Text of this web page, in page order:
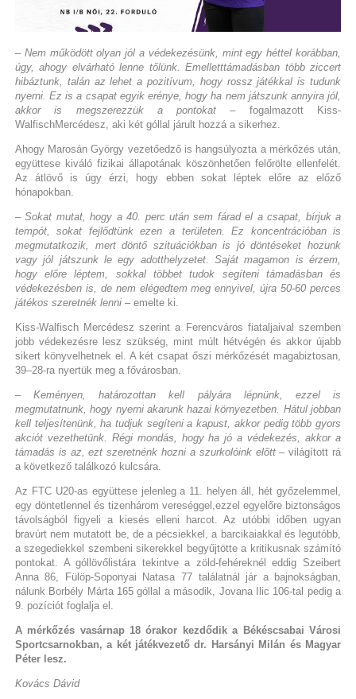
– Nem működött olyan jól a védekezésünk, mint egy héttel korábban,
úgy, ahogy elvárható lenne tőlünk. Emelletttámadásban több ziccert
hibáztunk, talán az lehet a pozitívum, hogy rossz játékkal is tudunk
nyerni. Ez is a csapat egyik erénye, hogy ha nem játszunk annyira jól,
akkor is megszerezzük a pontokat – fogalmazott Kiss-
WalfischMercédesz, aki két góllal járult hozzá a sikerhez.
Ahogy Marosán György vezetőedző is hangsúlyozta a mérkőzés után,
együttese kiváló fizikai állapotának köszönhetően felőrölte ellenfelét.
Az átlövő is úgy érzi, hogy ebben sokat léptek előre az előző
hónapokban.
– Sokat mutat, hogy a 40. perc után sem fárad el a csapat, bírjuk a
tempót, sokat fejlődtünk ezen a területen. Ez koncentrációban is
megmutatkozik, mert döntő szituációkban is jó döntéseket hozunk
vagy jól játszunk le egy adotthelyzetet. Saját magamon is érzem,
hogy előre léptem, sokkal többet tudok segíteni támadásban és
védekezésben is, de nem elégedtem meg ennyivel, újra 50-60 perces
játékos szeretnék lenni– emelte ki.
Kiss-Walfisch Mercédesz szerint a Ferencváros fiataljaival szemben
jobb védekezésre lesz szükség, mint múlt hétvégén és akkor újabb
sikert könyvelhetnek el. A két csapat őszi mérkőzését magabiztosan,
39–28-ra nyertük meg a fővárosban.
– Keményen, határozottan kell pályára lépnünk, ezzel is
megmutatnunk, hogy nyerni akarunk hazai környezetben. Hátul jobban
kell teljesítenünk, ha tudjuk segíteni a kapust, akkor pedig több gyors
akciót vezethetünk. Régi mondás, hogy ha jó a védekezés, akkor a
támadás is az, ezt szeretnénk hozni a szurkolóink előtt– világított rá
a következő találkozó kulcsára.
Az FTC U20-as együttese jelenleg a 11. helyen áll, hét győzelemmel,
egy döntetlennel és tizenhárom vereséggel,ezzel egyelőre biztonságos
távolságból figyeli a kiesés elleni harcot. Az utóbbi időben ugyan
bravúrt nem mutatott be, de a pécsiekkel, a barcikaiakkal és legutóbb,
a szegediekkel szembeni sikerekkel begyűjtötte a kritikusnak számító
pontokat. A góllövőlistára tekintve a zöld-fehéreknél eddig Szeibert
Anna 86, Fülöp-Soponyai Natasa 77 találatnál jár a bajnokságban,
nálunk Borbély Márta 165 góllal a második, Jovana Ilic 106-tal pedig a
9. pozíciót foglalja el.
A mérkőzés vasárnap 18 órakor kezdődik a Békéscsabai Városi
Sportcsarnokban, a két játékvezető dr. Harsányi Milán és Magyar
Péter lesz.
Kovács Dávid